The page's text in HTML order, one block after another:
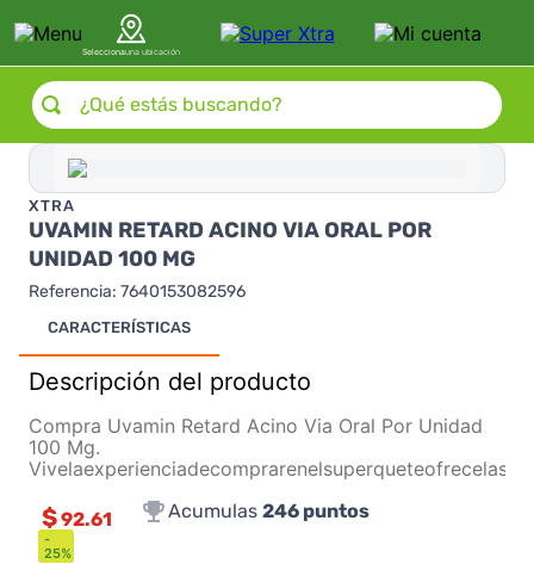
Seleccionauna ubicación
¿Qué estás buscando?
XTRA
UVAMIN RETARD ACINO VIA ORAL POR
UNIDAD 100 MG
Referencia: 7640153082596
CARACTERÍSTICAS
Descripción del producto
Compra Uvamin Retard Acino Via Oral Por Unidad
100 Mg.
-
25%
$92.61 Acumulas 246puntos